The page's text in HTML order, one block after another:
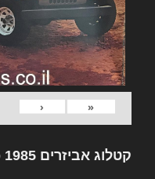
«
‹
קטלוג אביזרים Jeep 1985